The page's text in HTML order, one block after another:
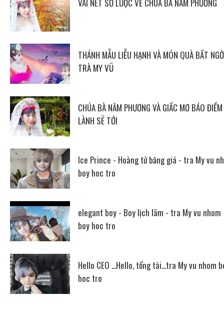
VÀI NÉT SƠ LƯỢC VỀ CHÚA BÀ NĂM PHƯƠNG
THÁNH MẪU LIỄU HẠNH VÀ MÓN QUÀ BẤT
TRÀ MY VŨ
CHÚA BÀ NĂM PHƯƠNG VÀ GIẤC MƠ BÁO ĐIỀM
LÀNH SẼ TỚI
Ice Prince - Hoàng tử băng giá - tra My vu
boy hoc tro
elegant boy - Boy lịch lãm - tra My vu nhom
boy hoc tro
Hello CEO ...Hello, tổng tài...tra My vu nhom
hoc tro